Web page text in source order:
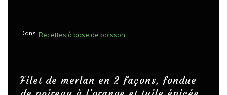
Dans Recettes à base de poisson
Filet de merlan en 2 façons, fondue